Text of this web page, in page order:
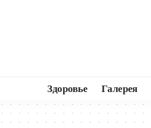
Здоровье Галерея